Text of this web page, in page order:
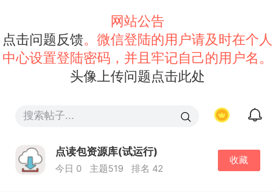
网站公告
点击问题反馈。微信登陆的用户请及时在个人
中心设置登陆密码，并且牢记自己的用户名。
头像上传问题点击此处
点读包资源库(试运行)
今日 0 主题519 排名 42
收藏